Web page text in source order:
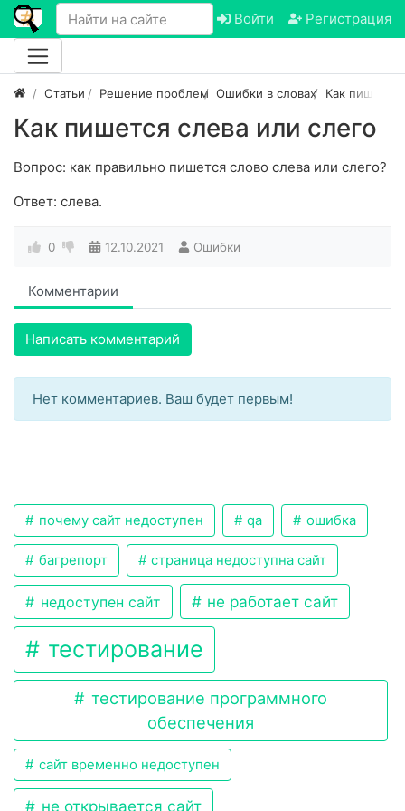
Войти Регистрация
Статьи Решение проблем Ошибки в словах Как пишется
Как пишется слева или слего
Вопрос: как правильно пишется слово слева или слего?
Ответ: слева.
0 12.10.2021 Ошибки
Комментарии
Написать комментарий
Нет комментариев. Ваш будет первым!
почему сайт недоступен qa ошибка
багрепорт страница недоступна сайт
недоступен сайт не работает сайт
тестирование
тестирование программного
обеспечения
сайт временно недоступен
не открывается сайт